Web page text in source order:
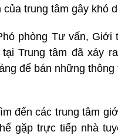
trung tâm gây khó
phòng Tư vấn, Giới
Trung tâm đã xảy
để bán những
đến các trung tâm
gặp trực tiếp nhà